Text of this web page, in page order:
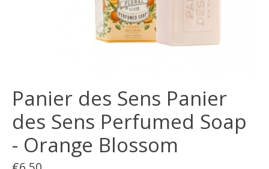
Panier des Sens Panier
des Sens Perfumed Soap
- Orange Blossom